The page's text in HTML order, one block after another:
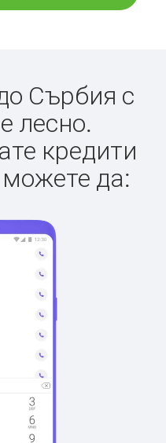
Сърбия с
лесно.
кредити
да: